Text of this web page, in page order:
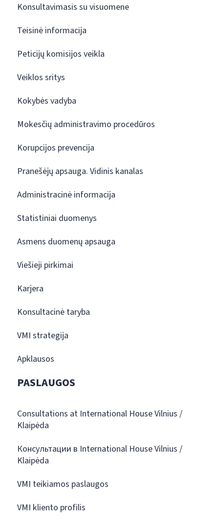
Konsultavimasis su visuomene
Teisinė informacija
Peticijų komisijos veikla
Veiklos sritys
Kokybės vadyba
Mokesčių administravimo procedūros
Korupcijos prevencija
Pranešėjų apsauga. Vidinis kanalas
Administracinė informacija
Statistiniai duomenys
Asmens duomenų apsauga
Viešieji pirkimai
Karjera
Konsultacinė taryba
VMI strategija
Apklausos
PASLAUGOS
Consultations at International House Vilnius /
Klaipėda
Консультации в International House Vilnius /
Klaipėda
VMI teikiamos paslaugos
VMI kliento profilis